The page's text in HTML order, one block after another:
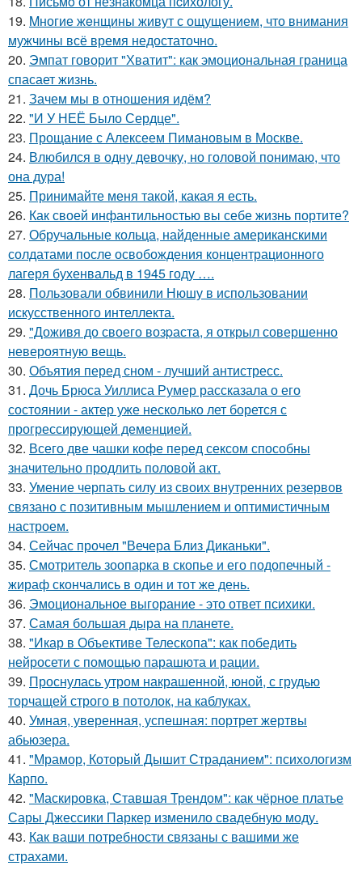
19. Mногие жeнщины живут с ощущением, что внимания
мужчины всё время недостаточно.
20. Эмпат говорит "Хватит": как эмоциональная граница
спасает жизнь.
21. Зачем мы в отношения идём?
22. "И У НЕЁ Было Сердце".
23. Прощание с Алексеем Пимановым в Москве.
24. Влюбился в одну девочку, но головой понимаю, что
она дура!
25. Принимайте меня такой, какая я есть.
26. Как своей инфантильностью вы себе жизнь портите?
27. Обручальные кольца, найденные американскими
солдатами после освобождения концентрационного
лагеря бухенвальд в 1945 году ….
28. Пользовали обвинили Нюшу в использовании
искусственного интеллекта.
29. "Доживя до своего возpаста, я открыл совершенно
невероятную вещь.
30. Объятия перед сном - лучший антистресс.
31. Дочь Брюса Уиллиса Румер рассказала о его
состоянии - актер уже несколько лет борется с
прогрессирующей деменцией.
32. Всего две чашки кофе перед сексом способны
значительно продлить половой акт.
33. Умение черпать силу из своих внутренних резервов
связано с позитивным мышлением и оптимистичным
настроем.
34. Сейчас прочел "Вечера Близ Диканьки".
35. Смотритель зоопарка в скопье и его подопечный -
жираф скончались в один и тот же день.
36. Эмоциональное выгорание - это ответ психики.
37. Самая большая дыра на планете.
38. "Икар в Объективе Телескопа": как победить
нейросети с помощью парашюта и рации.
39. Проснулась утром накрашенной, юной, с грудью
торчащей строго в потолок, на каблуках.
40. Умная, уверенная, успешная: портрет жертвы
абьюзера.
41. "Мрамор, Который Дышит Страданием": психологизм
Карпо.
42. "Маскировка, Ставшая Трендом": как чёрное платье
Сары Джессики Паркер изменило свадебную моду.
43. Как ваши потребности связаны с вашими же
страхами.